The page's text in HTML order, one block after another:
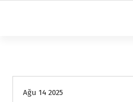
Ağu 14 2025